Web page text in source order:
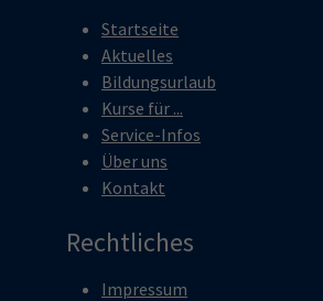
Startseite
Aktuelles
Bildungsurlaub
Kurse für ...
Service-Infos
Über uns
Kontakt
Rechtliches
Impressum